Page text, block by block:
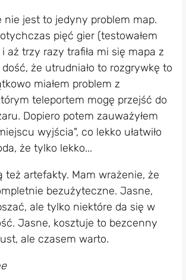
nie jest to jedyny problem map.
pięć gier (testowałem
aż trzy razy trafiła mi się mapa z
że utrudniało to rozgrywkę to
miałem problem z
teleportem mogę przejść do
Dopiero potem zauważyłem
wyjścia", co lekko ułatwiło
że tylko lekko...
też artefakty. Mam wrażenie, że
bezużyteczne. Jasne,
ale tylko niektóre da się w
Jasne, kosztuje to bezcenny
ale czasem warto.